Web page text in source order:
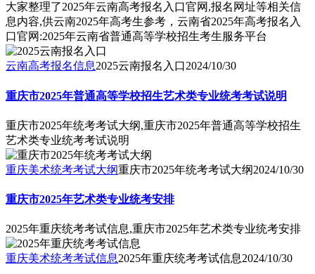
大家整理了2025年云南高考报名入口官网,报名网址等相关信
息内容,供云南2025年高考生参考，云南省2025年高考报名入
口官网:2025年云南省普通高等学校招生考生服务平台
云南高考报名信息2025云南报名入口2024/10/30
重庆市2025年普通高等学校招生艺术类专业统考考试说明
重庆市2025年统考考试大纲,重庆市2025年普通高等学校招生
艺术类专业统考考试说明
重庆美术统考考试大纲重庆市2025年统考考试大纲2024/10/30
重庆市2025年艺术类专业统考安排
2025年重庆统考考试信息,重庆市2025年艺术类专业统考安排
重庆美术统考考试信息2025年重庆统考考试信息2024/10/30